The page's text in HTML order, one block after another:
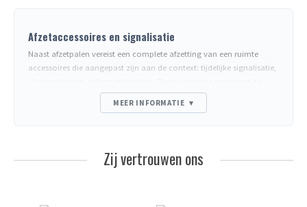
Afzetaccessoires en signalisatie
Naast afzetpalen vereist een complete afzetting van een ruimte
accessoires die aangepast zijn aan de context: tijdelijke signalisatie,
aanvullende oplossingen voor afzetting met palen.
Accessoirefamilies
Afzetlinten
- uitrolbaar, niet-klevend. De snelste oplossing om een
(voetgangersgangen, verboden zones, markeringen). Verkrijgbaar
MEER INFORMATIE ▾
Zij vertrouwen ons